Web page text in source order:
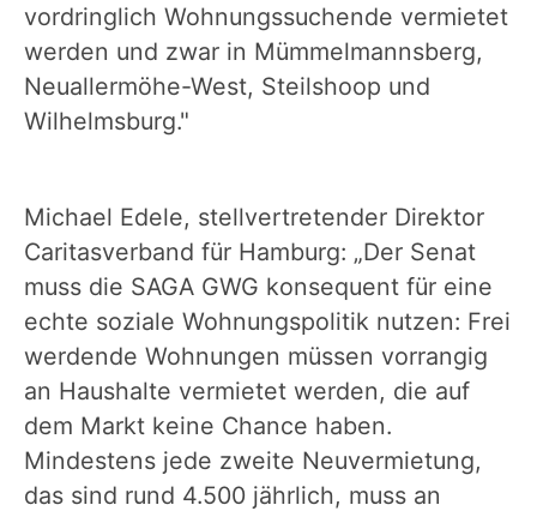
vordringlich Wohnungssuchende vermietet
werden und zwar in Mümmelmannsberg,
Neuallermöhe-West, Steilshoop und
Wilhelmsburg."
Michael Edele, stellvertretender Direktor
Caritasverband für Hamburg: „Der Senat
muss die SAGA GWG konsequent für eine
echte soziale Wohnungspolitik nutzen: Frei
werdende Wohnungen müssen vorrangig
an Haushalte vermietet werden, die auf
dem Markt keine Chance haben.
Mindestens jede zweite Neuvermietung,
das sind rund 4.500 jährlich, muss an